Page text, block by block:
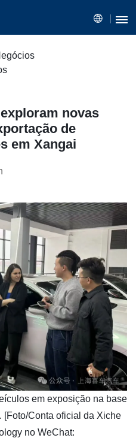
novas
de
em Xangai
em exposição na base
[Foto/Conta oficial da Xiche
no WeChat: